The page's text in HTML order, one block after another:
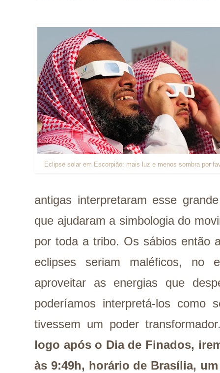
Eclipse solar em Escorpião: mais luz e menos sombra por
antigas interpretaram esse
que ajudaram a simbologia do
por toda a tribo. Os sábios então
eclipses seriam maléficos, no
aproveitar as energias que
poderíamos interpretá-los como
tivessem um poder
logo após o Dia de Finados,
às 9:49h, horário de Brasília,